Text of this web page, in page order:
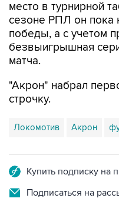
место в турнирной
сезоне РПЛ он пока
победы, а с учетом
безвыигрышная
матча.
"Акрон" набрал
строчку.
Локомотив Акрон
Купить подписку на
Подписаться на